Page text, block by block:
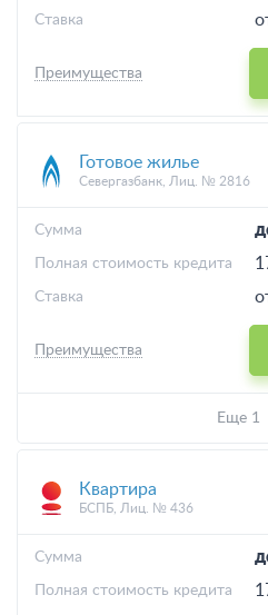
Ставка
Преимущества
Готовое жилье
Севергазбанк, Лиц. № 2816
Cумма
Полная стоимость кредита
Ставка
Преимущества
Еще 1
Квартира
БСПБ, Лиц. № 436
Cумма
Полная стоимость кредита